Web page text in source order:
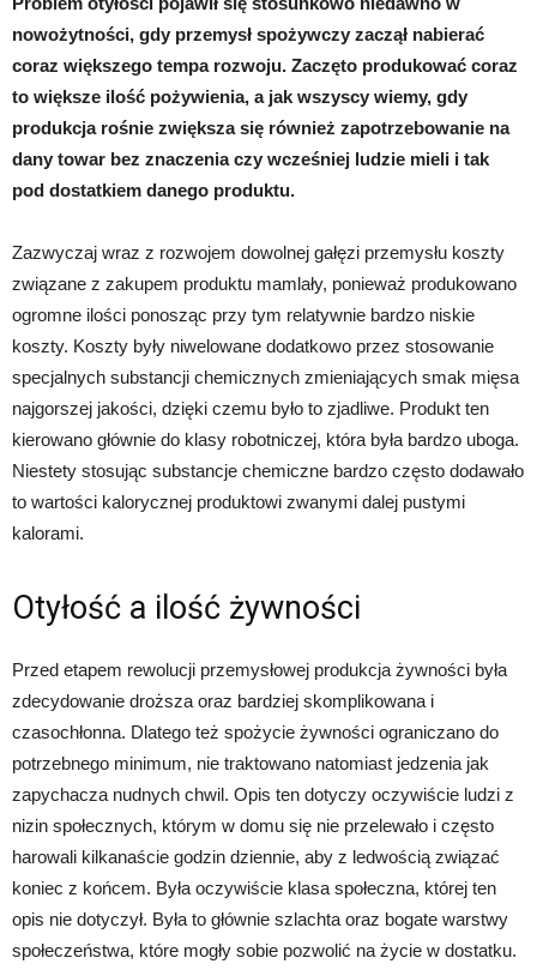
nowożytności, gdy przemysł spożywczy zaczął nabierać
coraz większego tempa rozwoju. Zaczęto produkować coraz
to większe ilość pożywienia, a jak wszyscy wiemy, gdy
produkcja rośnie zwiększa się również zapotrzebowanie na
dany towar bez znaczenia czy wcześniej ludzie mieli i tak
pod dostatkiem danego produktu.
Zazwyczaj wraz z rozwojem dowolnej gałęzi przemysłu koszty
związane z zakupem produktu mamlały, ponieważ produkowano
ogromne ilości ponosząc przy tym relatywnie bardzo niskie
koszty. Koszty były niwelowane dodatkowo przez stosowanie
specjalnych substancji chemicznych zmieniających smak mięsa
najgorszej jakości, dzięki czemu było to zjadliwe. Produkt ten
kierowano głównie do klasy robotniczej, która była bardzo uboga.
Niestety stosując substancje chemiczne bardzo często dodawało
to wartości kalorycznej produktowi zwanymi dalej pustymi
kalorami.
Otyłość a ilość żywności
Przed etapem rewolucji przemysłowej produkcja żywności była
zdecydowanie droższa oraz bardziej skomplikowana i
czasochłonna. Dlatego też spożycie żywności ograniczano do
potrzebnego minimum, nie traktowano natomiast jedzenia jak
zapychacza nudnych chwil. Opis ten dotyczy oczywiście ludzi z
nizin społecznych, którym w domu się nie przelewało i często
harowali kilkanaście godzin dziennie, aby z ledwością związać
koniec z końcem. Była oczywiście klasa społeczna, której ten
opis nie dotyczył. Była to głównie szlachta oraz bogate warstwy
społeczeństwa, które mogły sobie pozwolić na życie w dostatku.